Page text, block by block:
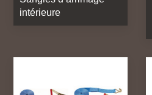
intérieure